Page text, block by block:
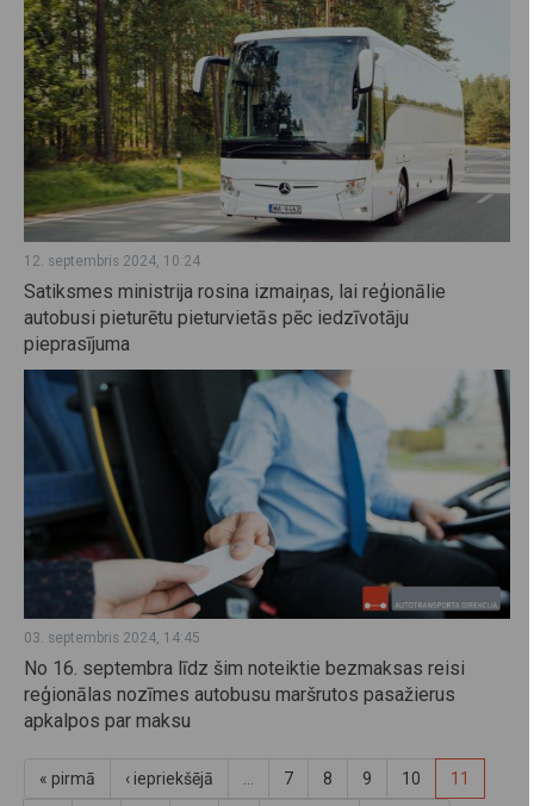
12. septembris 2024, 10:24
Satiksmes ministrija rosina izmaiņas, lai reģionālie
autobusi pieturētu pieturvietās pēc iedzīvotāju
pieprasījuma
03. septembris 2024, 14:45
No 16. septembra līdz šim noteiktie bezmaksas reisi
reģionālas nozīmes autobusu maršrutos pasažierus
apkalpos par maksu
« pirmā ‹ iepriekšējā … 7 8 9 10 11